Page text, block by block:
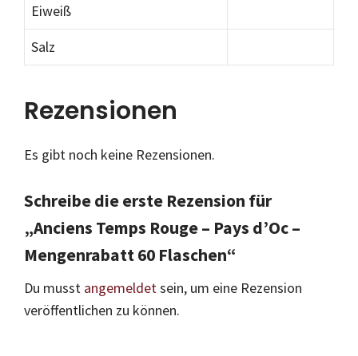
Eiweiß
Salz
Rezensionen
Es gibt noch keine Rezensionen.
Schreibe die erste Rezension für
„Anciens Temps Rouge – Pays d’Oc –
Mengenrabatt 60 Flaschen“
Du musst angemeldetsein, um eine Rezension
veröffentlichen zu können.